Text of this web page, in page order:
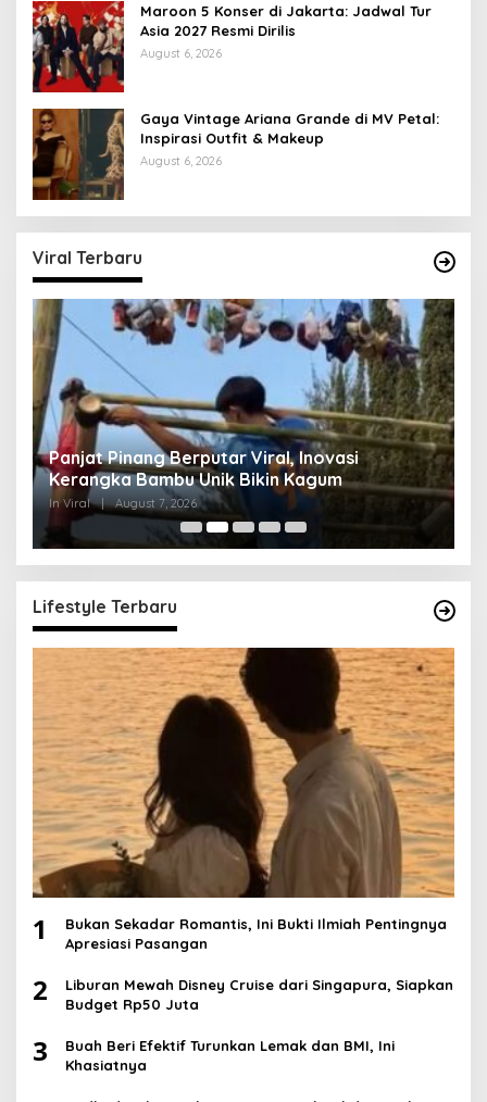
Maroon 5 Konser di Jakarta: Jadwal Tur
Asia 2027 Resmi Dirilis
August 6, 2026
Gaya Vintage Ariana Grande di MV Petal:
Inspirasi Outfit & Makeup
August 6, 2026
Viral Terbaru
Panjat Pinang Berputar Viral, Inovasi
Kerangka Bambu Unik Bikin Kagum
In Viral | August 7, 2026
Lifestyle Terbaru
1
Bukan Sekadar Romantis, Ini Bukti Ilmiah Pentingnya
Apresiasi Pasangan
2
Liburan Mewah Disney Cruise dari Singapura, Siapkan
Budget Rp50 Juta
3
Buah Beri Efektif Turunkan Lemak dan BMI, Ini
Khasiatnya